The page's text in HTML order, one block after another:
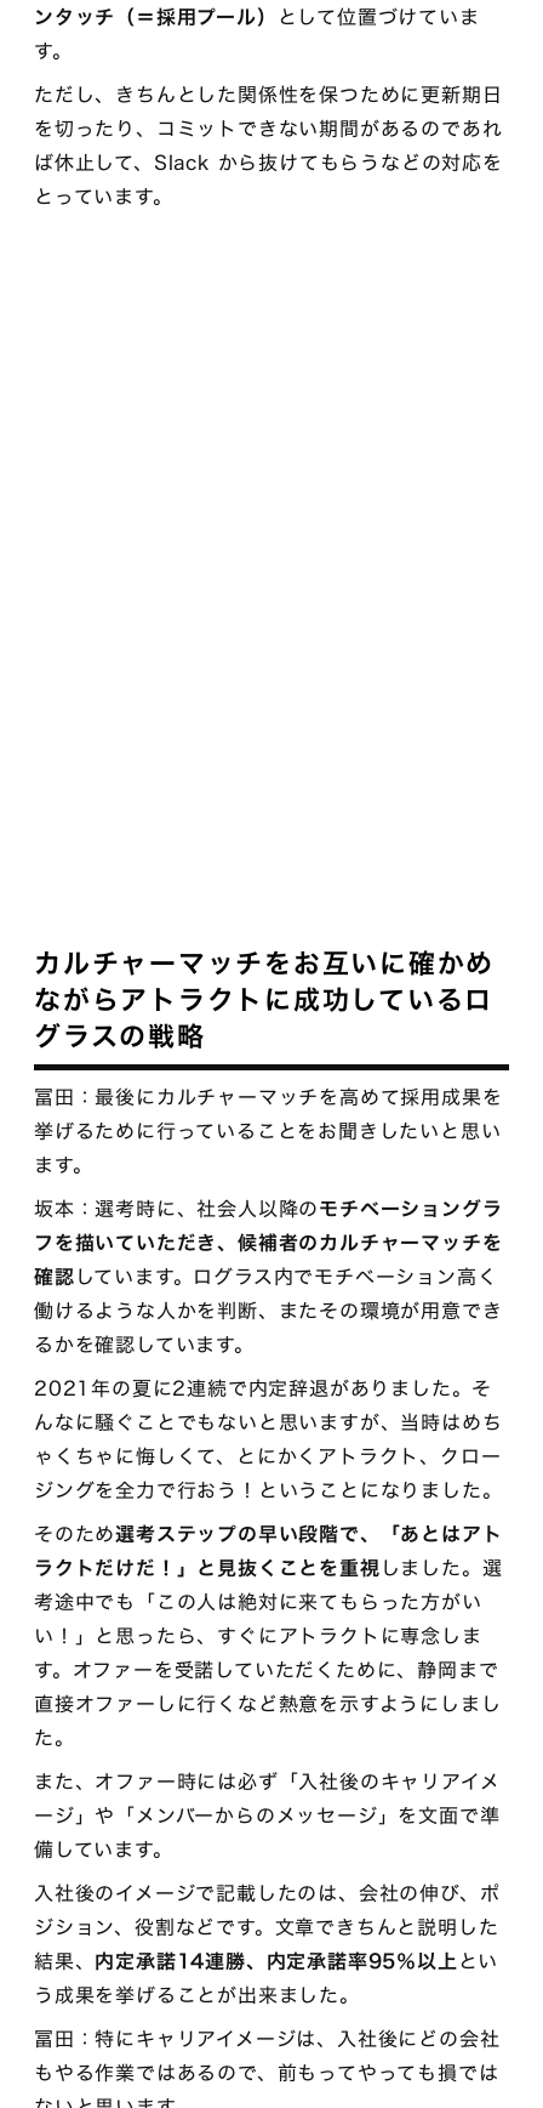
ンタッチ（＝採用プール） として位置づけていま
す。
ただし、きちんとした関係性を保つために更新期日
を切ったり、コミットできない期間があるのであれ
ば休止して、Slack から抜けてもらうなどの対応を
とっています。
カルチャーマッチをお互いに確かめ
ながらアトラクトに成功しているロ
グラスの戦略
冨田：最後にカルチャーマッチを高めて採用成果を
挙げるために行っていることをお聞きしたいと思い
ます。
坂本：選考時に、社会人以降のモチベーショングラ
フを描いていただき、候補者のカルチャーマッチを
確認しています。ログラス内でモチベーション高く
働けるような人かを判断、またその環境が用意でき
るかを確認しています。
2021年の夏に2連続で内定辞退がありました。そ
んなに騒ぐことでもないと思いますが、当時はめち
ゃくちゃに悔しくて、とにかくアトラクト、クロー
ジングを全力で行おう！ということになりました。
そのため選考ステップの早い段階で、「あとはアト
ラクトだけだ！」と見抜くことを重視しました。選
考途中でも「この人は絶対に来てもらった方がい
い！」と思ったら、すぐにアトラクトに専念しま
す。オファーを受諾していただくために、静岡まで
直接オファーしに行くなど熱意を示すようにしまし
た。
また、オファー時には必ず「入社後のキャリアイメ
ージ」や「メンバーからのメッセージ」を文面で準
備しています。
入社後のイメージで記載したのは、会社の伸び、ポ
ジション、役割などです。文章できちんと説明した
結果、 内定承諾14連勝、内定承諾率95％以上とい
う成果を挙げることが出来ました。
冨田：特にキャリアイメージは、入社後にどの会社
もやる作業ではあるので、前もってやっても損では